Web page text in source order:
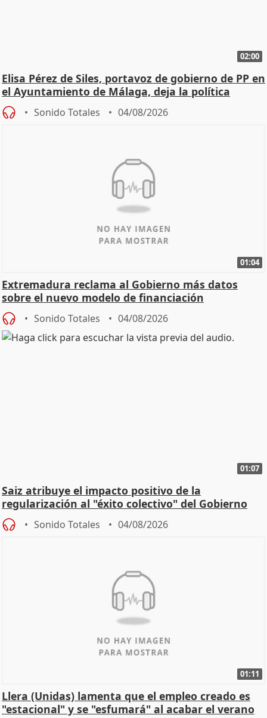
02:00
Elisa Pérez de Siles, portavoz de gobierno de PP en
el Ayuntamiento de Málaga, deja la política
Sonido Totales 04/08/2026
01:04
Extremadura reclama al Gobierno más datos
sobre el nuevo modelo de financiación
Sonido Totales 04/08/2026
01:07
Saiz atribuye el impacto positivo de la
regularización al "éxito colectivo" del Gobierno
Sonido Totales 04/08/2026
01:11
Llera (Unidas) lamenta que el empleo creado es
"estacional" y se "esfumará" al acabar el verano